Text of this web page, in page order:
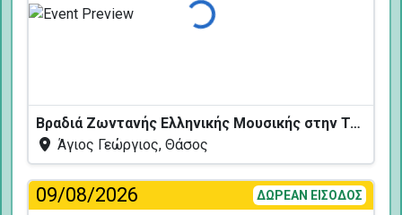
Φόρτωση...
Βραδιά Ζωντανής Ελληνικής Μουσικής στην Ταβέρνα Κελάρι
Άγιος Γεώργιος, Θάσος
09/08/2026 ΔΩΡΕΑΝ ΕΙΣΟΔΟΣ